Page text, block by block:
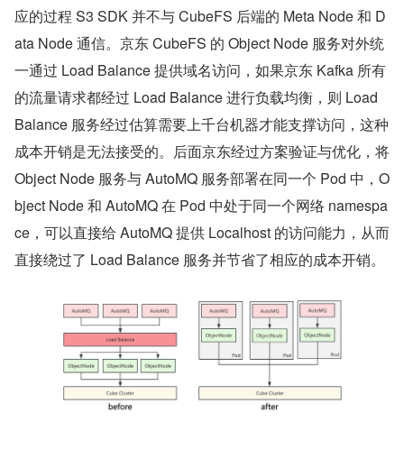
应的过程 S3 SDK 并不与 CubeFS 后端的 Meta Node 和 D
ata Node 通信。京东 CubeFS 的 Object Node 服务对外统
一通过 Load Balance 提供域名访问，如果京东 Kafka 所有
的流量请求都经过 Load Balance 进行负载均衡，则 Load
Balance 服务经过估算需要上千台机器才能支撑访问，这种
成本开销是无法接受的。后面京东经过方案验证与优化，将
Object Node 服务与 AutoMQ 服务部署在同一个 Pod 中，O
bject Node 和 AutoMQ 在 Pod 中处于同一个网络 namespa
ce，可以直接给 AutoMQ 提供 Localhost 的访问能力，从而
直接绕过了 Load Balance 服务并节省了相应的成本开销。